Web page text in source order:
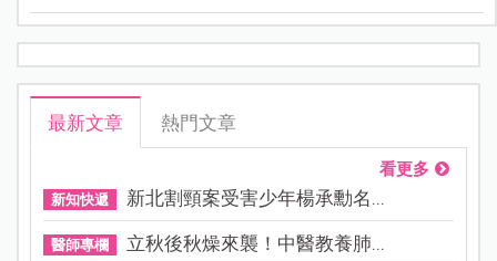
最新文章 熱門文章
看更多
新知快遞 新北割頸案受害少年楊承勳名...
醫師專欄 立秋後秋燥來襲！中醫教養肺...